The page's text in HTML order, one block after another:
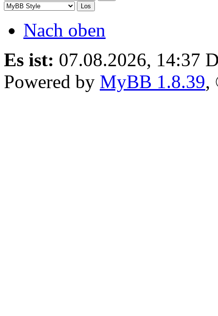
Nach oben
Es ist: 07.08.2026, 14:37
Powered by MyBB 1.8.39,